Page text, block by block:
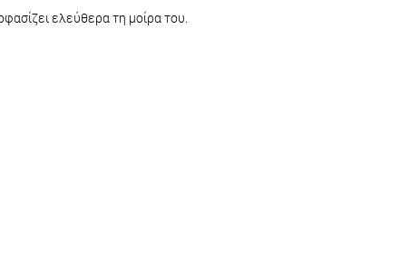
ελεύθερα τη μοίρα του.